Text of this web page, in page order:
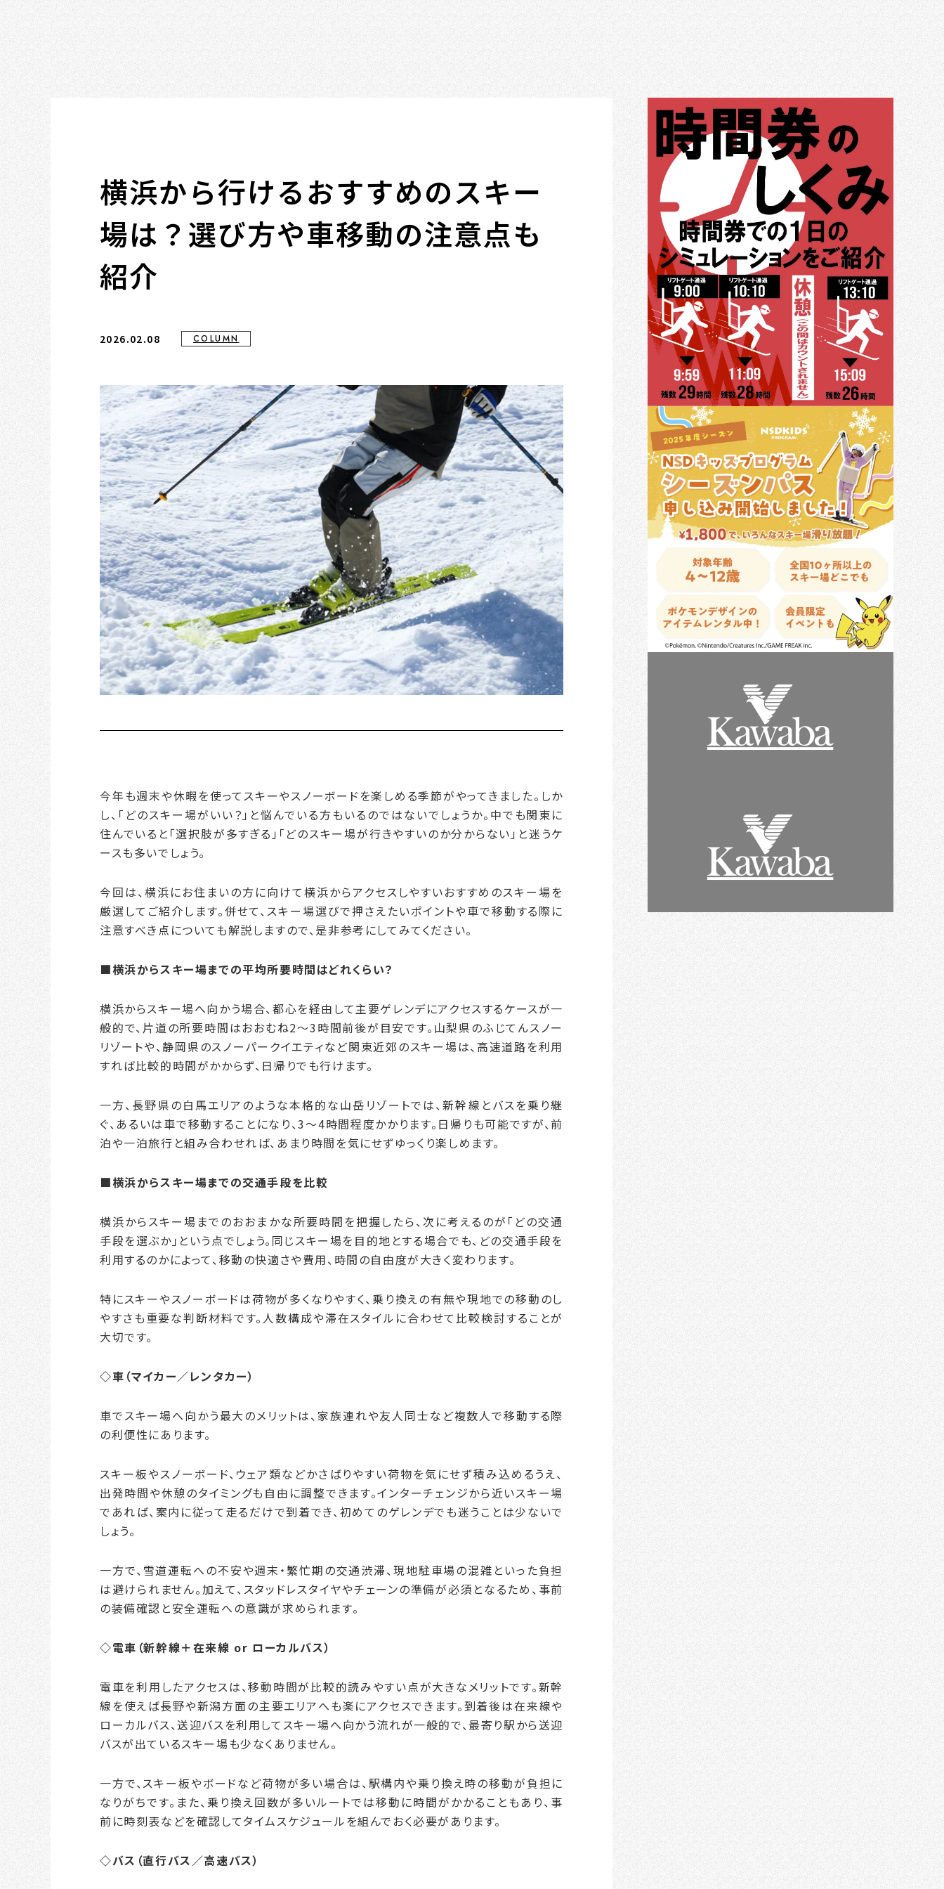
横浜から行けるおすすめのスキー
場は？選び方や車移動の注意点も
紹介
2026.02.08 COLUMN
今年も週末や休暇を使ってスキーやスノーボードを楽しめる季節がやってきました。しか
し、「どのスキー場がいい？」と悩んでいる方もいるのではないでしょうか。中でも関東に
住んでいると「選択肢が多すぎる」「どのスキー場が行きやすいのか分からない」と迷うケ
ースも多いでしょう。
今回は、横浜にお住まいの方に向けて横浜からアクセスしやすいおすすめのスキー場を
厳選してご紹介します。併せて、スキー場選びで押さえたいポイントや車で移動する際に
注意すべき点についても解説しますので、是非参考にしてみてください。
■横浜からスキー場までの平均所要時間はどれくらい？
横浜からスキー場へ向かう場合、都心を経由して主要ゲレンデにアクセスするケースが一
般的で、片道の所要時間はおおむね2〜3時間前後が目安です。山梨県のふじてんスノー
リゾートや、静岡県のスノーパークイエティなど関東近郊のスキー場は、高速道路を利用
すれば比較的時間がかからず、日帰りでも行けます。
一方、長野県の白馬エリアのような本格的な山岳リゾートでは、新幹線とバスを乗り継
ぐ、あるいは車で移動することになり、3〜4時間程度かかります。日帰りも可能ですが、前
泊や一泊旅行と組み合わせれば、あまり時間を気にせずゆっくり楽しめます。
■横浜からスキー場までの交通手段を比較
横浜からスキー場までのおおまかな所要時間を把握したら、次に考えるのが「どの交通
手段を選ぶか」という点でしょう。同じスキー場を目的地とする場合でも、どの交通手段を
利用するのかによって、移動の快適さや費用、時間の自由度が大きく変わります。
特にスキーやスノーボードは荷物が多くなりやすく、乗り換えの有無や現地での移動のし
やすさも重要な判断材料です。人数構成や滞在スタイルに合わせて比較検討することが
大切です。
◇車（マイカー／レンタカー）
車でスキー場へ向かう最大のメリットは、家族連れや友人同士など複数人で移動する際
の利便性にあります。
スキー板やスノーボード、ウェア類などかさばりやすい荷物を気にせず積み込めるうえ、
出発時間や休憩のタイミングも自由に調整できます。インターチェンジから近いスキー場
であれば、案内に従って走るだけで到着でき、初めてのゲレンデでも迷うことは少ないで
しょう。
一方で、雪道運転への不安や週末・繁忙期の交通渋滞、現地駐車場の混雑といった負担
は避けられません。加えて、スタッドレスタイヤやチェーンの準備が必須となるため、事前
の装備確認と安全運転への意識が求められます。
◇電車（新幹線＋在来線 or ローカルバス）
電車を利用したアクセスは、移動時間が比較的読みやすい点が大きなメリットです。新幹
線を使えば長野や新潟方面の主要エリアへも楽にアクセスできます。到着後は在来線や
ローカルバス、送迎バスを利用してスキー場へ向かう流れが一般的で、最寄り駅から送迎
バスが出ているスキー場も少なくありません。
一方で、スキー板やボードなど荷物が多い場合は、駅構内や乗り換え時の移動が負担に
なりがちです。また、乗り換え回数が多いルートでは移動に時間がかかることもあり、事
前に時刻表などを確認してタイムスケジュールを組んでおく必要があります。
◇バス（直行バス／高速バス）